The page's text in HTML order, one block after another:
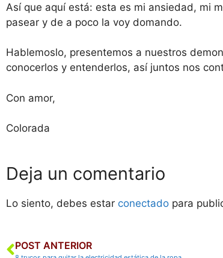
Así que aquí está: esta es mi ansiedad, mi
pasear y de a poco la voy domando.
Hablemoslo, presentemos a nuestros
conocerlos y entenderlos, así juntos nos
Con amor,
Colorada
Deja un comentario
Lo siento, debes estar conectado para
POST ANTERIOR